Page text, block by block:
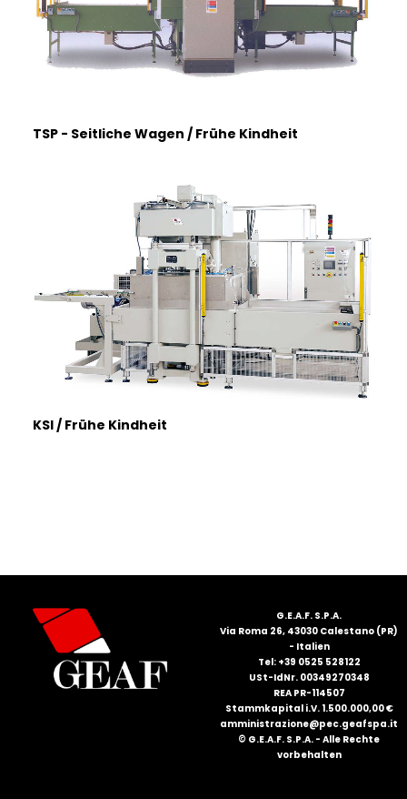
FRANÇAIS
TSP - Seitliche Wagen / Frühe Kindheit
KSI / Frühe Kindheit
G.E.A.F. S.P.A.
Via Roma 26, 43030 Calestano (PR)
- Italien
Tel: +39 0525 528122
USt-IdNr. 00349270348
REA PR-114507
Stammkapital i.V. 1.500.000,00 €
amministrazione@pec.geafspa.it
© G.E.A.F. S.P.A. - Alle Rechte
vorbehalten